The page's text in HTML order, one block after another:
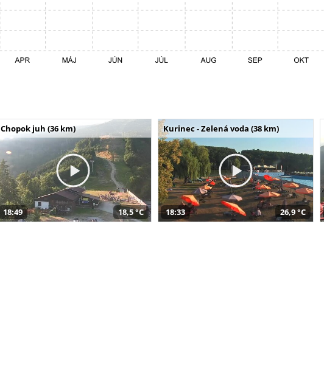
Chopok juh (36 km)
18:49 18,5 °C
Kurinec - Zelená voda (38 km)
18:33 26,9 °C